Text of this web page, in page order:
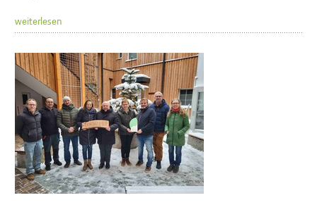
weiterlesen